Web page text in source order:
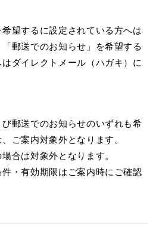
希望するに設定されている方へは
郵送でのお知らせ」を希望する
ダイレクトメール（ハガキ）に
び郵送でのお知らせのいずれも希
ご案内対象外となります。
合は対象外となります。
件・有効期限はご案内時にご確認